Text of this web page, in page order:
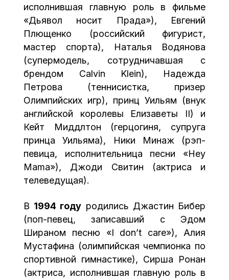
исполнившая главную роль в фильме
«Дьявол носит Прада»), Евгений
Плющенко (российский фигурист,
мастер спорта), Наталья Водянова
(супермодель, сотрудничавшая с
брендом Calvin Klein), Надежда
Петрова (теннисистка, призер
Олимпийских игр), принц Уильям (внук
английской королевы Елизаветы II) и
Кейт Миддлтон (герцогиня, супруга
принца Уильяма), Ники Минаж (рэп-
певица, исполнительница песни «Hey
Mama»), Джоди Свитин (актриса и
телеведущая).
В 1994 году родились Джастин Бибер
(поп-певец, записавший с Эдом
Шираном песню «I don’t care»), Алия
Мустафина (олимпийская чемпионка по
спортивной гимнастике), Сирша Ронан
(актриса, исполнившая главную роль в